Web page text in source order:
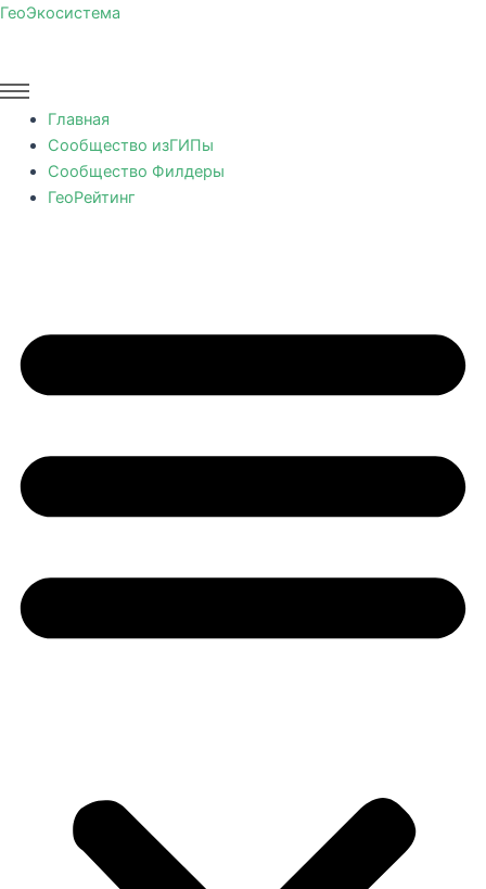
Перейти
ГеоЭкосистема
Главная
Сообщество изГИПы
Сообщество Филдеры
ГеоРейтинг